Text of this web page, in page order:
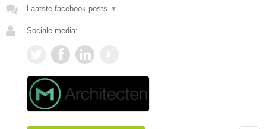
Laatste facebook posts ▼
Sociale media: